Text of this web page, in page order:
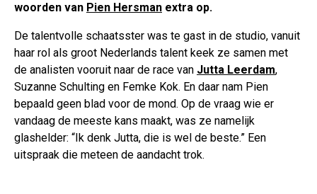
woorden van Pien Hersman extra op.
De talentvolle schaatsster was te gast in de studio, vanuit
haar rol als groot Nederlands talent keek ze samen met
de analisten vooruit naar de race van Jutta Leerdam,
Suzanne Schulting en Femke Kok. En daar nam Pien
bepaald geen blad voor de mond. Op de vraag wie er
vandaag de meeste kans maakt, was ze namelijk
glashelder: “Ik denk Jutta, die is wel de beste.” Een
uitspraak die meteen de aandacht trok.